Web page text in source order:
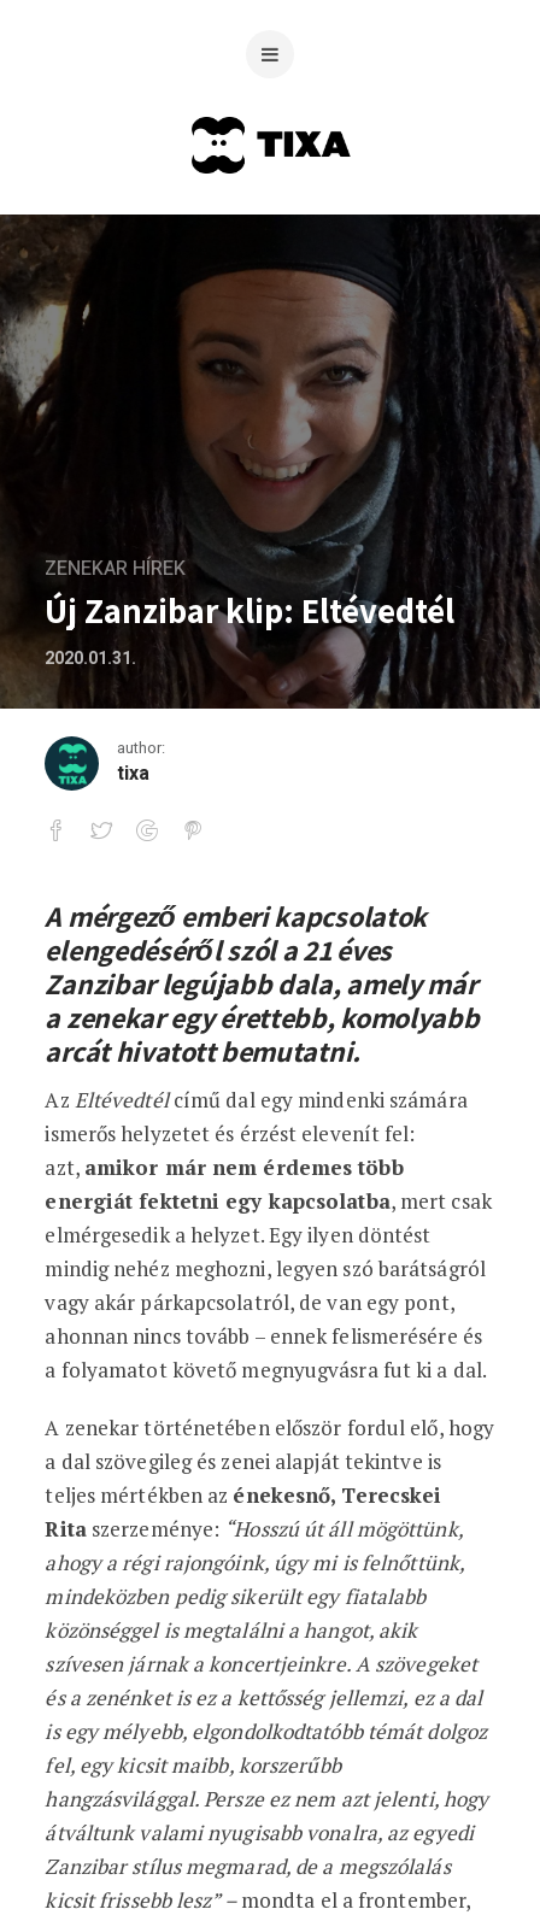
ZENEKAR HÍREK
Új Zanzibar klip: Eltévedtél
2020.01.31.
author:
tixa
Új Zanzibar klip: Eltévedtél
A mérgező emberi kapcsolatok
elengedéséről szól a 21 éves
Zanzibar legújabb dala, amely már
a zenekar egy érettebb, komolyabb
arcát hivatott bemutatni.
Az Eltévedtélcímű dal egy mindenki számára
ismerős helyzetet és érzést elevenít fel:
azt, amikor már nem érdemes több
energiát fektetni egy kapcsolatba, mert csak
elmérgesedik a helyzet. Egy ilyen döntést
mindig nehéz meghozni, legyen szó barátságról
vagy akár párkapcsolatról, de van egy pont,
ahonnan nincs tovább – ennek felismerésére és
a folyamatot követő megnyugvásra fut ki a dal.
A zenekar történetében először fordul elő, hogy
a dal szövegileg és zenei alapját tekintve is
teljes mértékben az énekesnő, Terecskei
Ritaszerzeménye: “Hosszú út áll mögöttünk,
ahogy a régi rajongóink, úgy mi is felnőttünk,
mindeközben pedig sikerült egy fiatalabb
közönséggel is megtalálni a hangot, akik
szívesen járnak a koncertjeinkre. A szövegeket
és a zenénket is ez a kettősség jellemzi, ez a dal
is egy mélyebb, elgondolkodtatóbb témát dolgoz
fel, egy kicsit maibb, korszerűbb
hangzásvilággal. Persze ez nem azt jelenti, hogy
átváltunk valami nyugisabb vonalra, az egyedi
Zanzibar stílus megmarad, de a megszólalás
kicsit frissebb lesz” –mondta el a frontember,